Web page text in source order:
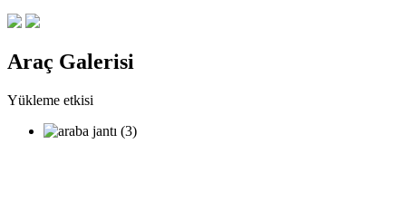
Araç Galerisi
Yükleme etkisi